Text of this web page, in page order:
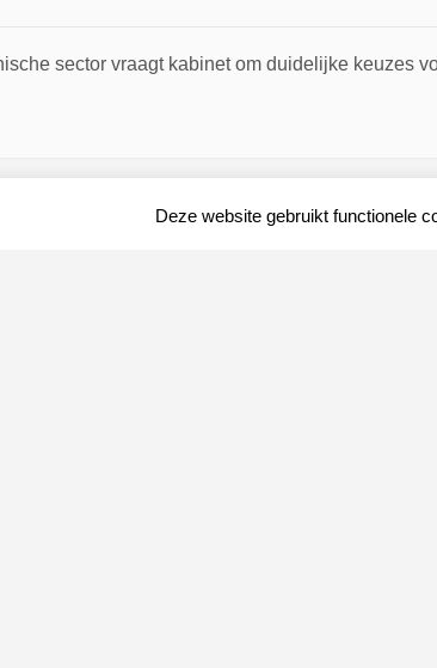
sector vraagt kabinet om duidelijke keuzes
Deze website gebruikt functionele